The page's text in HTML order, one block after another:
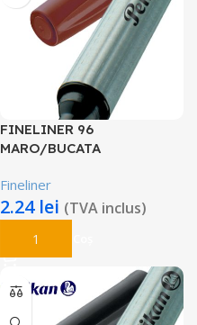
FINELINER 96
MARO/BUCATA
Fineliner
2.24 lei (TVA inclus)
Adaugă În Coș